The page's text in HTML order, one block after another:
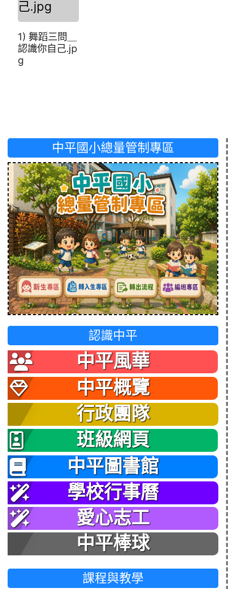
1) 舞蹈三問＿
認識你自己.jp
g
中平國小總量管制專區
認識中平
中平風華
中平概覽
行政團隊
班級網頁
中平圖書館
學校行事曆
愛心志工
中平棒球
課程與教學